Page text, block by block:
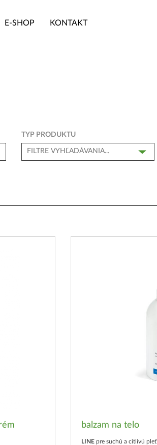
E-SHOP KONTAKT
TYP PRODUKTU
balzam na telo
LINE pre suchú a citlivú pleť